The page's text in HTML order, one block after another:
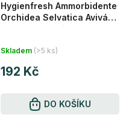
Hygienfresh Ammorbidente
Orchidea Selvatica Aviváž
koncentrovaná 1 l 33 praní
hodnocení
produktu
Skladem (>5 ks)
192 Kč
DO KOŠÍKU